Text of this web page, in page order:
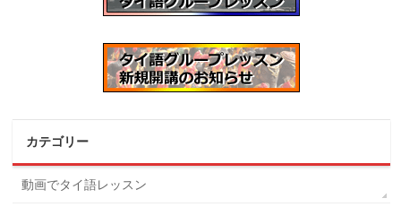
カテゴリー
動画でタイ語レッスン